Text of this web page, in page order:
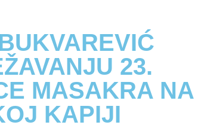
23.
MASAKRA NA
KAPIJI